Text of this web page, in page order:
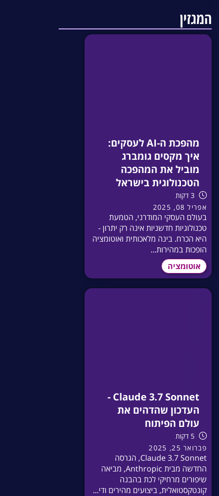
המגזין
מהפכת ה-AI לעסקים:
איך מקסים גומברג
מוביל את המהפכה
הטכנולוגית בישראל
3 דקות
אפריל 08, 2025
בעולם העסקי המודרני, הטמעת
טכנולוגיות חדשניות אינה רק יתרון -
היא הכרח. בינה מלאכותית ואוטומציה
הופכות במהירות...
אוטומציה
Claude 3.7 Sonnet -
העדכון שהדהים את
עולם הפיתוח
5 דקות
פברואר 25, 2025
Claude 3.7 Sonnet, הגרסה
החדשה מבית Anthropic, מביאה
שיפורים מרחיקי לכת בהבנה
קונטקסטואלית, ביצועים מהירים ודי...